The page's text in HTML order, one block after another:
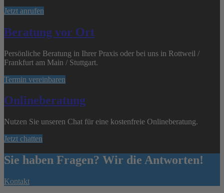
Jetzt anrufen
Beratung vor Ort
Persönliche Beratung in Ihrer Praxis oder bei uns in Rottweil /
Frankfurt am Main / Stuttgart.
Termin vereinbaren
Onlineberatung
Nutzen Sie unseren Chat für eine kostenfreie Onlineberatung.
Jetzt chatten
Sie haben Fragen? Wir die Antworten!
Kontakt